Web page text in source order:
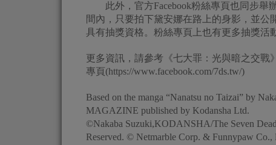
此外，官方Facebook粉絲專頁也同步舉
間內，只要拍下黛安娜在路上的身影，並公
具有抽獎資格。粉絲專頁上也有更多抽獎活
更多資訊，請參考《七大罪：光與暗之交戰
專頁(https://www.facebook.com/7ds.tw/)
Based on the manga “Nanatsu no Taizai” by
MAGAZINE published by Kodansha Ltd.
©Nakaba Suzuki,KODANSHA/The Seven
Reserved. © Netmarble Corp. & Funnypaw Co.,